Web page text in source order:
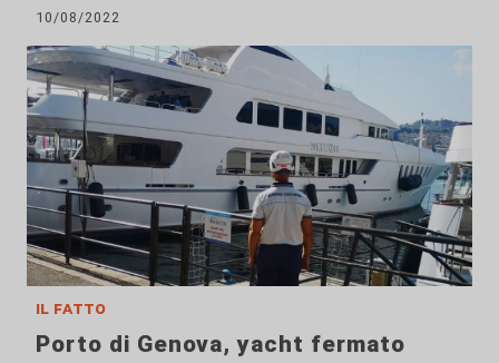
10/08/2022
il fatto
Porto di Genova, yacht fermato